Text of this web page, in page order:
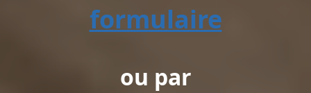
formulaire
ou par